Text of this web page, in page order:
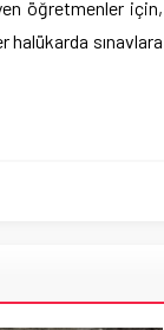
öğretmenler için,
sınavlara